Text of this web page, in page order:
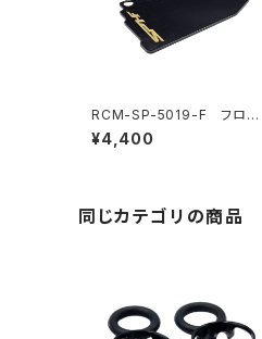
RCM-SP-5019-F フロー
ティングエレクトロニクスプレ
ート 真鍮プレート (11.5g) (S
¥4,400
同じカテゴリの商品